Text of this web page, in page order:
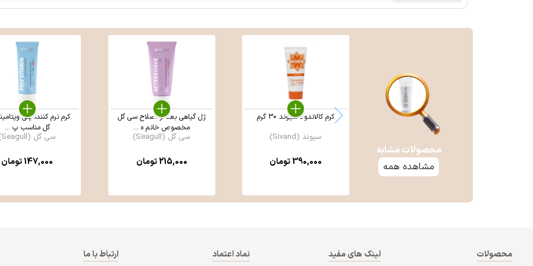
محصولات مشابه
مشاهده همه
کرم کالاندولا سیوند 30 گرم
سیوند (Sivand)
390,000تومان
ژل گیاهی بعد از اصلاح سی گل
مخصوص خانم ه ...
سی گل (Seagull)
215,000تومان
کرم نرم کننده پلی
گل مناسب پ ...
سی گل (Seagull)
147,000تومان
محصولات لینک های مفید نماد اعتماد ارتباط با ما